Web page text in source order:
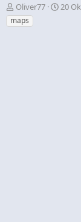
E
r
s
Oliver77
E
20
maps